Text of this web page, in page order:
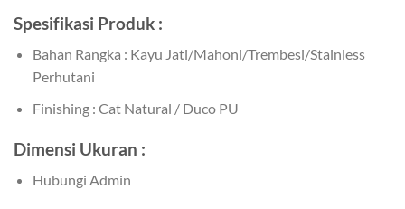
Spesifikasi Produk :
Bahan Rangka : Kayu Jati/Mahoni/Trembesi/Stainless
Perhutani
Finishing : Cat Natural / Duco PU
Dimensi Ukuran :
Hubungi Admin